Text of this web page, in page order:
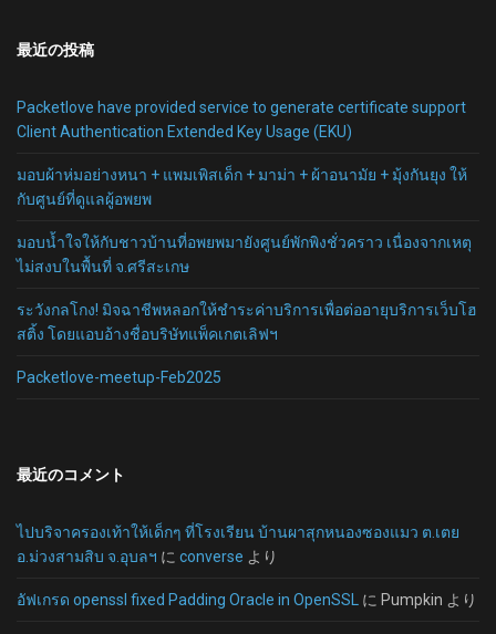
最近の投稿
Packetlove have provided service to generate certificate support
Client Authentication Extended Key Usage (EKU)
มอบผ้าห่มอย่างหนา + แพมเพิสเด็ก + มาม่า + ผ้าอนามัย + มุ้งกันยุง ให้
กับศูนย์ที่ดูแลผู้อพยพ
มอบน้ำใจให้กับชาวบ้านที่อพยพมายังศูนย์พักพิงชั่วคราว เนื่องจากเหตุ
ไม่สงบในพื้นที่ จ.ศรีสะเกษ
ระวังกลโกง! มิจฉาชีพหลอกให้ชำระค่าบริการเพื่อต่ออายุบริการเว็บโฮ
สติ้ง โดยแอบอ้างชื่อบริษัทแพ็คเกตเลิฟฯ
Packetlove-meetup-Feb2025
最近のコメント
ไปบริจาครองเท้าให้เด็กๆ ที่โรงเรียน บ้านผาสุกหนองซองแมว ต.เตย
อ.ม่วงสามสิบ จ.อุบลฯ に converse より
อัฟเกรด openssl fixed Padding Oracle in OpenSSL に Pumpkin より